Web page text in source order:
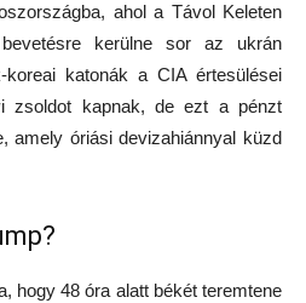
ahol a Távol Keleten
kerülne sor az ukrán
katonák a CIA értesülései
zsoldot kapnak, de ezt a pénzt
amely óriási devizahiánnyal küzd
hogy 48 óra alatt békét teremtene